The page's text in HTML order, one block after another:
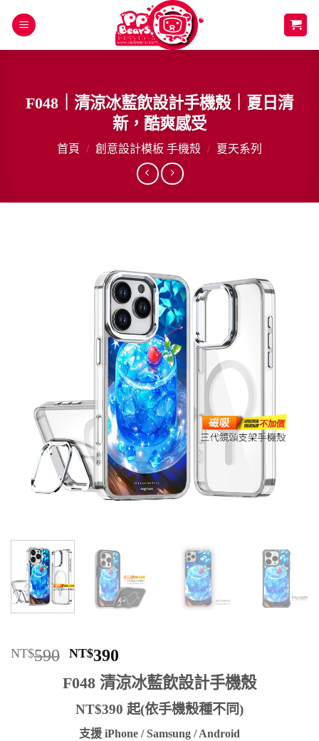
F048｜清涼冰藍飲設計手機殼｜夏日清
新，酷爽感受
首頁 / 創意設計模板 手機殼 / 夏天系列
NT$590 原
價
格：
NT$590。
NT$390
前
價
格：
NT$390。
F048 清涼冰藍飲設計手機殼
NT$390 起(依手機殼種不同)
支援 iPhone / Samsung / Android